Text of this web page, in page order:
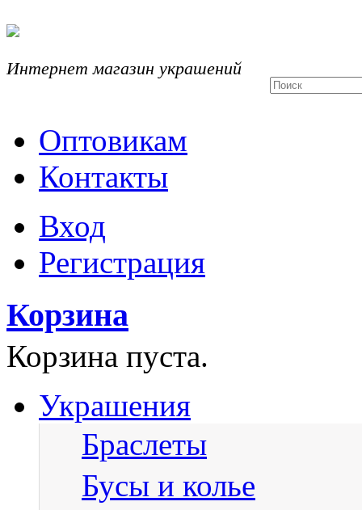
Интернет магазин украшений
Оптовикам
Контакты
Вход
Регистрация
Корзина
Корзина пуста.
Украшения
Браслеты
Бусы и колье